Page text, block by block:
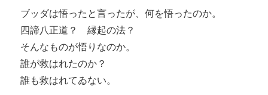
ブッダは悟ったと言ったが、何を悟ったのか。
四諦八正道？ 縁起の法？
そんなものが悟りなのか。
誰が救はれたのか？
誰も救はれてゐない。